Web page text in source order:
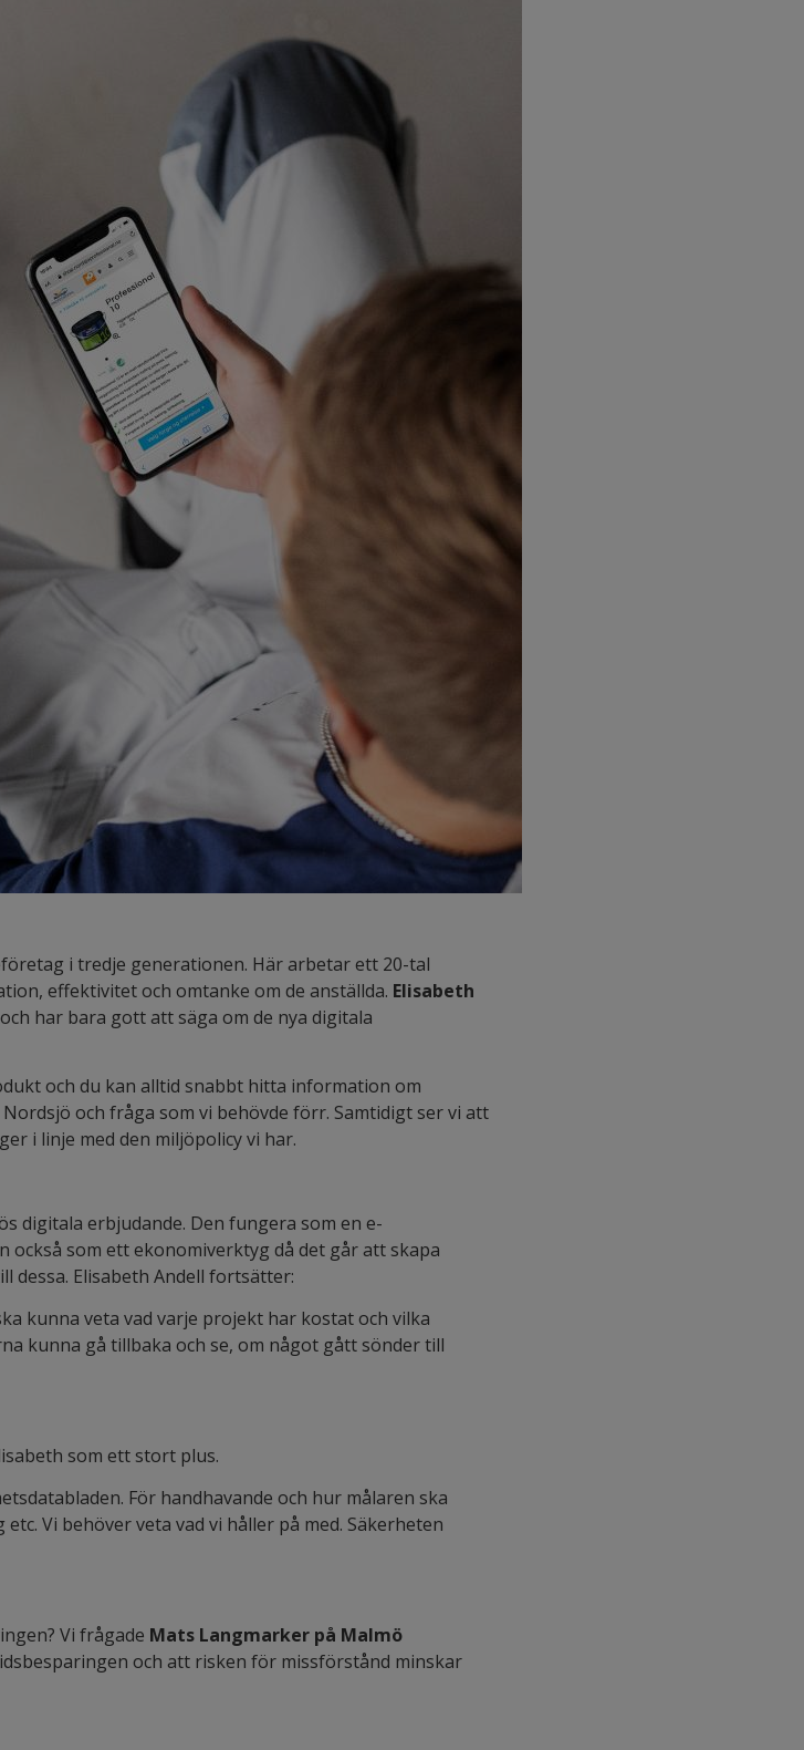
i tredje generationen. Här arbetar ett 20-tal
effektivitet och omtanke om de anställda. Elisabeth
har bara gott att säga om de nya digitala
och du kan alltid snabbt hitta information om
och fråga som vi behövde förr. Samtidigt ser vi att
i linje med den miljöpolicy vi har.
digitala erbjudande. Den fungera som en e-
som ett ekonomiverktyg då det går att skapa
dessa. Elisabeth Andell fortsätter:
kunna veta vad varje projekt har kostat och vilka
kunna gå tillbaka och se, om något gått sönder till
som ett stort plus.
För handhavande och hur målaren ska
Vi behöver veta vad vi håller på med. Säkerheten
Vi frågade Mats Langmarker på Malmö
och att risken för missförstånd minskar